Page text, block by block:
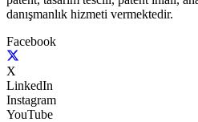
danışmanlık hizmeti vermektedir.
Facebook
X
LinkedIn
Instagram
YouTube